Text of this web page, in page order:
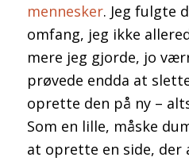
mennesker. Jeg fulgte
omfang, jeg ikke
mere jeg gjorde, jo
prøvede endda at
oprette den på ny –
Som en lille, måske
at oprette en side, der